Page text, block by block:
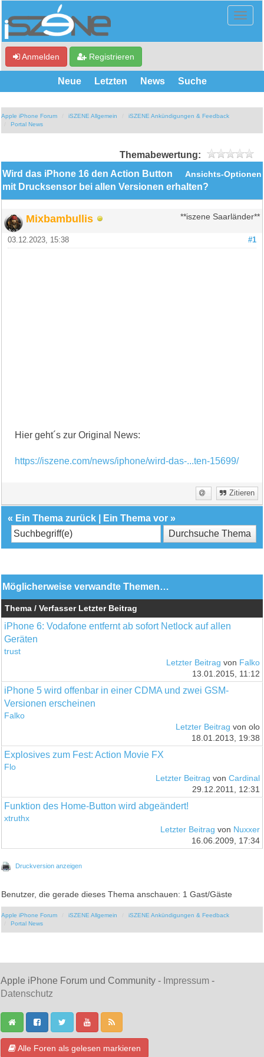
Anmelden Registrieren
Neue Letzten News Suche
Apple iPhone Forum iSZENE Allgemein
iSZENE Ankündigungen & Feedback
Portal News
Themabewertung:
Ansichts-Optionen
Wird das iPhone 16 den Action Button
mit Drucksensor bei allen Versionen erhalten?
Mixbambullis **iszene Saarländer**
#1
03.12.2023, 15:38
Hier geht´s zur Original News:
https://iszene.com/news/iphone/wird-das-...ten-15699/
Zitieren
« Ein Thema zurück Ein Thema vor »
Möglicherweise verwandte Themen…
Thema / Verfasser Letzter Beitrag
iPhone 6: Vodafone entfernt ab sofort Netlock auf allen
Geräten
trust
Letzter Beitrag von Falko
13.01.2015, 11:12
iPhone 5 wird offenbar in einer CDMA und zwei GSM-
Versionen erscheinen
Falko
Letzter Beitrag von olo
18.01.2013, 19:38
Explosives zum Fest: Action Movie FX
Flo
Letzter Beitrag von Cardinal
29.12.2011, 12:31
Funktion des Home-Button wird abgeändert!
xtruthx
Letzter Beitrag von Nuxxer
16.06.2009, 17:34
Druckversion anzeigen
Benutzer, die gerade dieses Thema anschauen: 1 Gast/Gäste
Apple iPhone Forum iSZENE Allgemein
iSZENE Ankündigungen & Feedback
Portal News
Apple iPhone Forum und Community - Impressum -
Datenschutz
Alle Foren als gelesen markieren